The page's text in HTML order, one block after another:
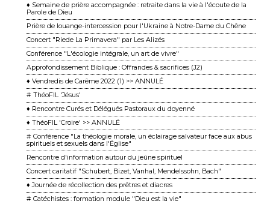
♦ Semaine de prière accompagnée : retraite dans la vie à l'écoute de la
Parole de Dieu
Prière de louange-intercession pour l'Ukraine à Notre-Dame du Chêne
Concert "Riede La Primavera" par Les Alizés
Conférence "L'écologie intégrale, un art de vivre"
Approfondissement Biblique : Offrandes & sacrifices (J2)
♦ Vendredis de Carême 2022 (1) >> ANNULÉ
# ThéoFIL 'Jésus'
♦ Rencontre Curés et Délégués Pastoraux du doyenné
♦ ThéoFIL 'Croire' >> ANNULÉ
# Conférence "La théologie morale, un éclairage salvateur face aux abus
spirituels et sexuels dans l'Église"
Rencontre d'information autour du jeûne spirituel
Concert caritatif "Schubert, Bizet, Vanhal, Mendelssohn, Bach"
♦ Journée de récollection des prêtres et diacres
# Catéchistes : formation module "Dieu est la vie"